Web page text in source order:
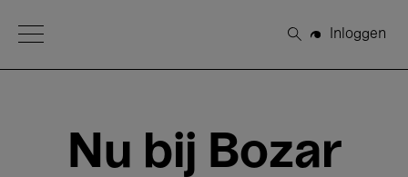
Open Menu
Zoeken
Inloggen
Nu bij Bozar